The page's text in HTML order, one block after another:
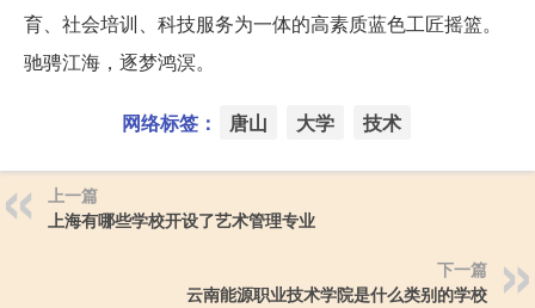
育、社会培训、科技服务为一体的高素质蓝色工匠摇篮。
驰骋江海，逐梦鸿溟。
网络标签： 唐山 大学 技术
上一篇
上海有哪些学校开设了艺术管理专业
下一篇
云南能源职业技术学院是什么类别的学校